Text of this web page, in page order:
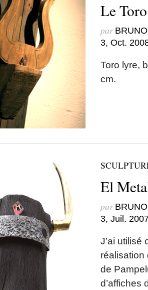
Le
par
3, Oct.
Toro lyre,
cm.
El
par
3, Juil.
J’ai utilisé
réalisation
de
d’affiches